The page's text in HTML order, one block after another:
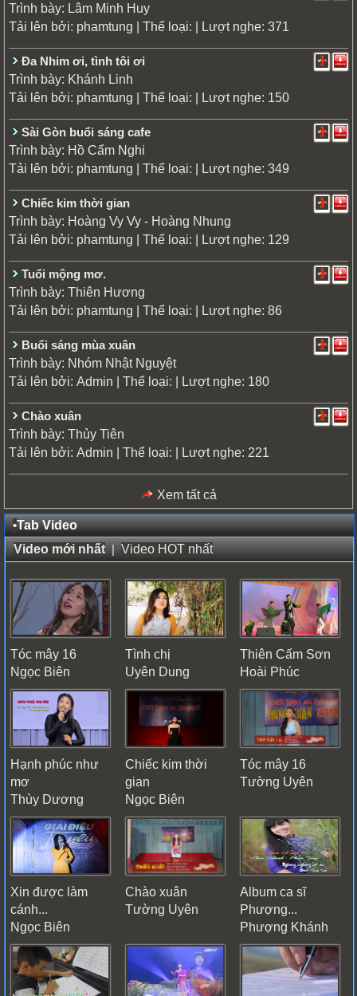
Trình bày: Lâm Minh Huy
Tải lên bởi: phamtung | Thể loại: | Lượt nghe: 371
Đa Nhim ơi, tình tôi ơi
Trình bày: Khánh Linh
Tải lên bởi: phamtung | Thể loại: | Lượt nghe: 150
Sài Gòn buổi sáng cafe
Trình bày: Hồ Cẩm Nghi
Tải lên bởi: phamtung | Thể loại: | Lượt nghe: 349
Chiếc kim thời gian
Trình bày: Hoàng Vy Vy - Hoàng Nhung
Tải lên bởi: phamtung | Thể loại: | Lượt nghe: 129
Tuổi mộng mơ.
Trình bày: Thiên Hương
Tải lên bởi: phamtung | Thể loại: | Lượt nghe: 86
Buổi sáng mùa xuân
Trình bày: Nhóm Nhật Nguyệt
Tải lên bởi: Admin | Thể loại: | Lượt nghe: 180
Chào xuân
Trình bày: Thủy Tiên
Tải lên bởi: Admin | Thể loại: | Lượt nghe: 221
Xem tất cả
•Tab Video
Video mới nhất|Video HOT nhất
Tóc mây 16
Ngọc Biên
Tình chị
Uyên Dung
Thiên Cấm Sơn
Hoài Phúc
Hạnh phúc như
mơ
Thùy Dương
Chiếc kim thời
gian
Ngọc Biên
Tóc mây 16
Tường Uyên
Xin được làm
cánh...
Ngọc Biên
Chào xuân
Tường Uyên
Album ca sĩ
Phượng...
Phượng Khánh